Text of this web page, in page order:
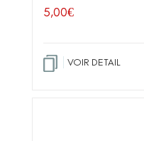
5,00€
VOIR DETAIL